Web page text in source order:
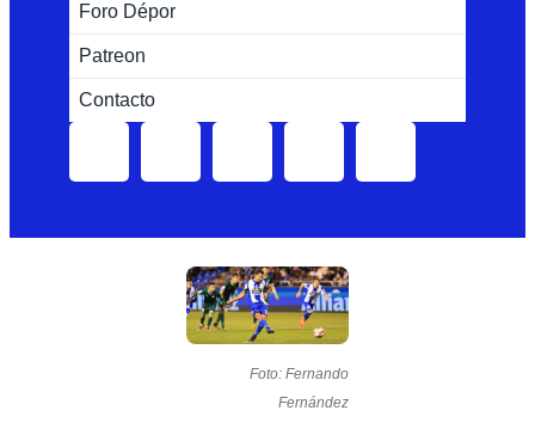
Foro Dépor
Patreon
Contacto
Foto: Fernando
Fernández